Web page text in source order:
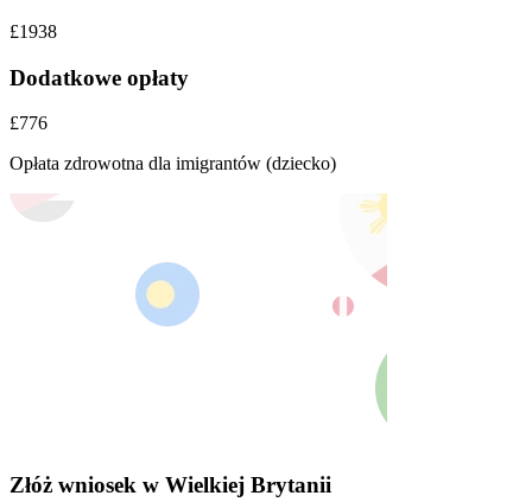
£1938
Dodatkowe opłaty
£776
Opłata zdrowotna dla imigrantów (dziecko)
Złóż wniosek w Wielkiej Brytanii